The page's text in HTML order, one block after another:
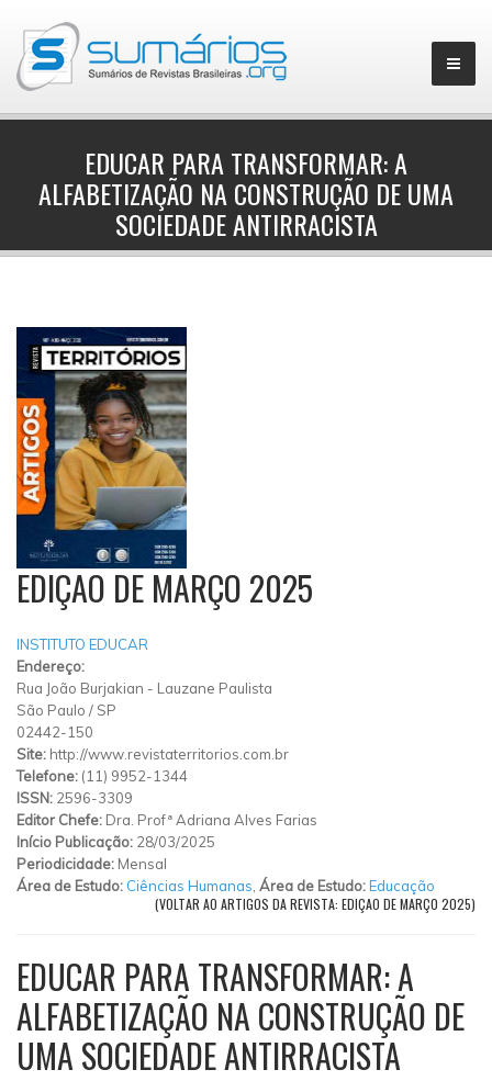
EDUCAR PARA TRANSFORMAR: A
ALFABETIZAÇÃO NA CONSTRUÇÃO DE UMA
SOCIEDADE ANTIRRACISTA
EDIÇAO DE MARÇO 2025
INSTITUTO EDUCAR
Endereço:
Rua João Burjakian - Lauzane Paulista
São Paulo / SP
02442-150
Site: http://www.revistaterritorios.com.br
Telefone: (11) 9952-1344
ISSN: 2596-3309
Editor Chefe: Dra. Profª Adriana Alves Farias
Início Publicação: 28/03/2025
Periodicidade: Mensal
Área de Estudo: Ciências Humanas Área de Estudo:Educação
(VOLTAR AO ARTIGOS DA REVISTA: EDIÇAO DE MARÇO 2025)
EDUCAR PARA TRANSFORMAR: A
ALFABETIZAÇÃO NA CONSTRUÇÃO DE
UMA SOCIEDADE ANTIRRACISTA